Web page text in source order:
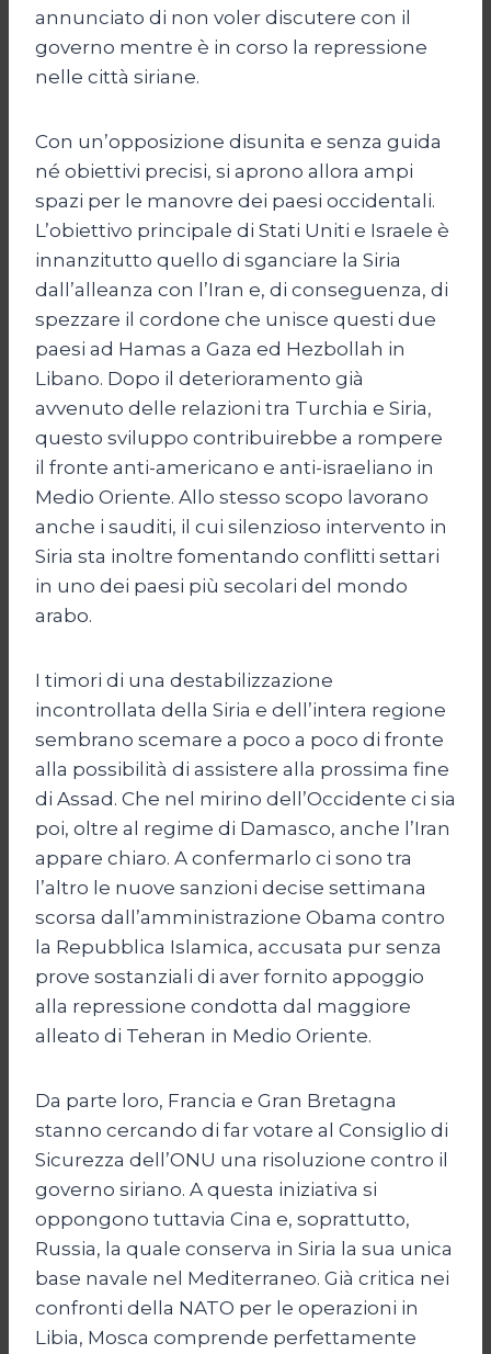
annunciato di non voler discutere con il
governo mentre è in corso la repressione
nelle città siriane.
Con un’opposizione disunita e senza guida
né obiettivi precisi, si aprono allora ampi
spazi per le manovre dei paesi occidentali.
L’obiettivo principale di Stati Uniti e Israele è
innanzitutto quello di sganciare la Siria
dall’alleanza con l’Iran e, di conseguenza, di
spezzare il cordone che unisce questi due
paesi ad Hamas a Gaza ed Hezbollah in
Libano. Dopo il deterioramento già
avvenuto delle relazioni tra Turchia e Siria,
questo sviluppo contribuirebbe a rompere
il fronte anti-americano e anti-israeliano in
Medio Oriente. Allo stesso scopo lavorano
anche i sauditi, il cui silenzioso intervento in
Siria sta inoltre fomentando conflitti settari
in uno dei paesi più secolari del mondo
arabo.
I timori di una destabilizzazione
incontrollata della Siria e dell’intera regione
sembrano scemare a poco a poco di fronte
alla possibilità di assistere alla prossima fine
di Assad. Che nel mirino dell’Occidente ci sia
poi, oltre al regime di Damasco, anche l’Iran
appare chiaro. A confermarlo ci sono tra
l’altro le nuove sanzioni decise settimana
scorsa dall’amministrazione Obama contro
la Repubblica Islamica, accusata pur senza
prove sostanziali di aver fornito appoggio
alla repressione condotta dal maggiore
alleato di Teheran in Medio Oriente.
Da parte loro, Francia e Gran Bretagna
stanno cercando di far votare al Consiglio di
Sicurezza dell’ONU una risoluzione contro il
governo siriano. A questa iniziativa si
oppongono tuttavia Cina e, soprattutto,
Russia, la quale conserva in Siria la sua unica
base navale nel Mediterraneo. Già critica nei
confronti della NATO per le operazioni in
Libia, Mosca comprende perfettamente